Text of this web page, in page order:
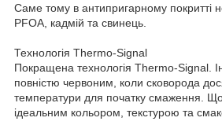
Саме тому в антипригарному покритті
PFOA, кадмій та свинець.
Технологія Thermo-Signal
Покращена технологія Thermo-Signal.
повністю червоним, коли сковорода
температури для початку смаження.
ідеальним кольором, текстурою та